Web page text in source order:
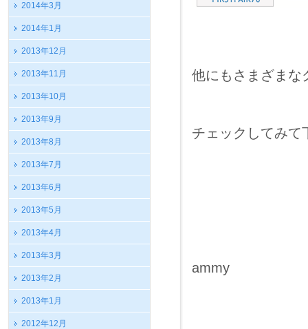
2014年3月
2014年1月
2013年12月
2013年11月
2013年10月
2013年9月
2013年8月
2013年7月
2013年6月
2013年5月
2013年4月
2013年3月
2013年2月
2013年1月
2012年12月
他にもさまざまな
チェックしてみて
ammy